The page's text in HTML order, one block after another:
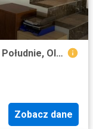
Dom na wynajem, Warszawa, Praga Południe, Olszynki Grochowskiej
Zobacz dane